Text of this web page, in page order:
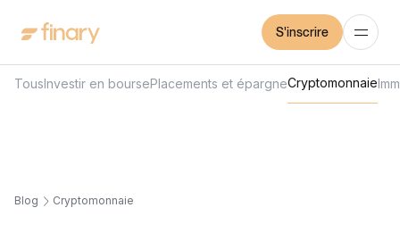
S'inscrire
TousInvestir en boursePlacements et épargneCryptomonnaie
Blog Cryptomonnaie